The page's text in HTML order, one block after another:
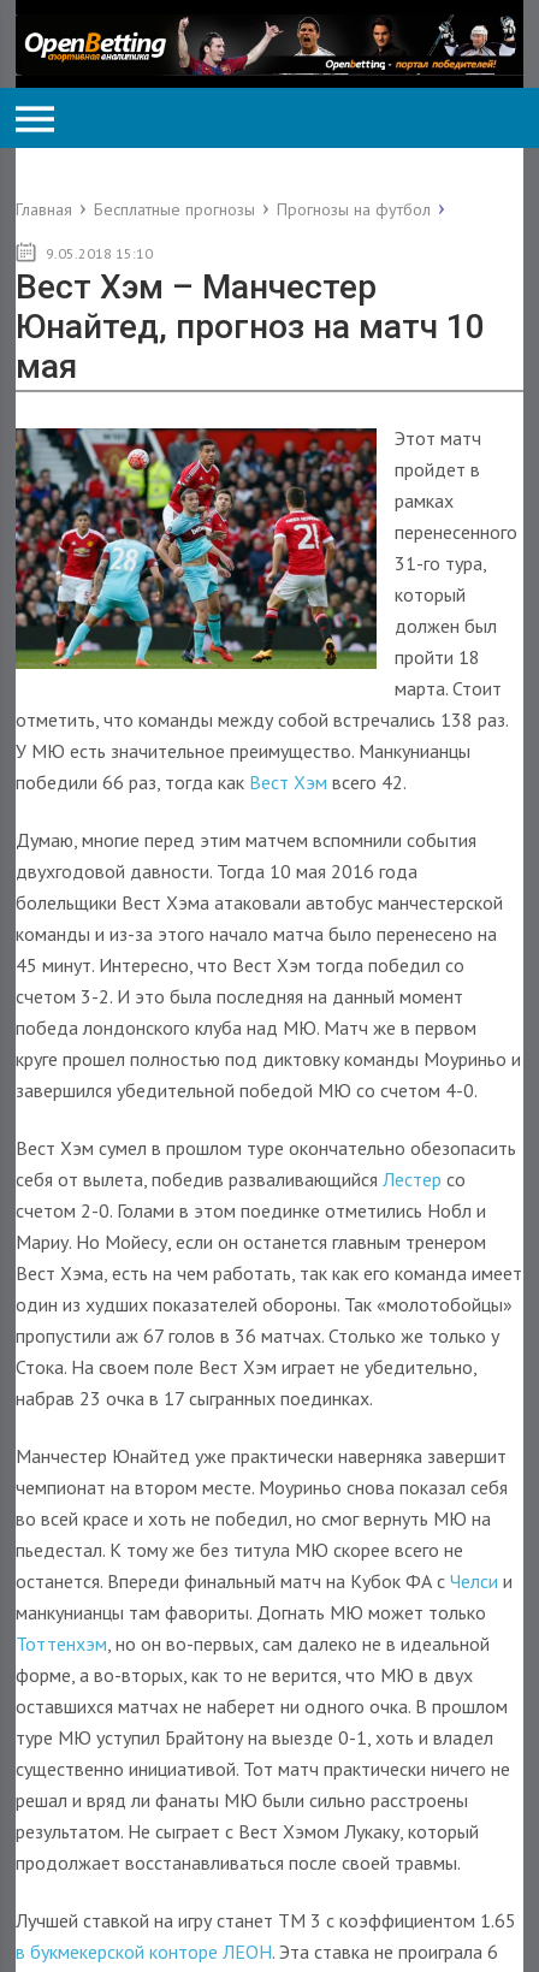
Главная Бесплатные прогнозы Прогнозы на футбол
9.05.2018 15:10
Вест Хэм – Манчестер
Юнайтед, прогноз на матч 10
мая
Этот матч
пройдет в
рамках
перенесенного
31-го тура,
который
должен был
пройти 18
марта. Стоит
отметить, что команды между собой встречались 138 раз.
У МЮ есть значительное преимущество. Манкунианцы
победили 66 раз, тогда как Вест Хэм всего 42.
Думаю, многие перед этим матчем вспомнили события
двухгодовой давности. Тогда 10 мая 2016 года
болельщики Вест Хэма атаковали автобус манчестерской
команды и из-за этого начало матча было перенесено на
45 минут. Интересно, что Вест Хэм тогда победил со
счетом 3-2. И это была последняя на данный момент
победа лондонского клуба над МЮ. Матч же в первом
круге прошел полностью под диктовку команды Моуриньо и
завершился убедительной победой МЮ со счетом 4-0.
Вест Хэм сумел в прошлом туре окончательно обезопасить
себя от вылета, победив разваливающийсяЛестер со
счетом 2-0. Голами в этом поединке отметились Нобл и
Мариу. Но Мойесу, если он останется главным тренером
Вест Хэма, есть на чем работать, так как его команда имеет
один из худших показателей обороны. Так «молотобойцы»
пропустили аж 67 голов в 36 матчах. Столько же только у
Стока. На своем поле Вест Хэм играет не убедительно,
набрав 23 очка в 17 сыгранных поединках.
Манчестер Юнайтед уже практически наверняка завершит
чемпионат на втором месте. Моуриньо снова показал себя
во всей красе и хоть не победил, но смог вернуть МЮ на
пьедестал. К тому же без титула МЮ скорее всего не
останется. Впереди финальный матч на Кубок ФА сЧелси и
манкунианцы там фавориты. Догнать МЮ может только
Тоттенхэм, но он во-первых, сам далеко не в идеальной
форме, а во-вторых, как то не верится, что МЮ в двух
оставшихся матчах не наберет ни одного очка. В прошлом
туре МЮ уступил Брайтону на выезде 0-1, хоть и владел
существенно инициативой. Тот матч практически ничего не
решал и вряд ли фанаты МЮ были сильно расстроены
результатом. Не сыграет с Вест Хэмом Лукаку, который
продолжает восстанавливаться после своей травмы.
Лучшей ставкой на игру станет ТМ 3 с коэффициентом 1.65
в букмекерской конторе ЛЕОН. Эта ставка не проиграла 6